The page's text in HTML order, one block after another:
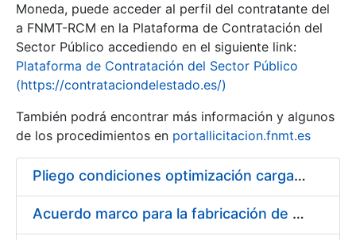
Show/Hide
Moneda, puede acceder al perfil del contratante del
a FNMT-RCM en la Plataforma de Contratación del
Sector Público accediendo en el siguiente link:
Plataforma de Contratación del Sector Público
(https://contrataciondelestado.es/)
También podrá encontrar más información y algunos
de los procedimientos en portallicitacion.fnmt.es
Pliego condiciones optimización cargas compras firmado
Acuerdo marco para la fabricación de piezas